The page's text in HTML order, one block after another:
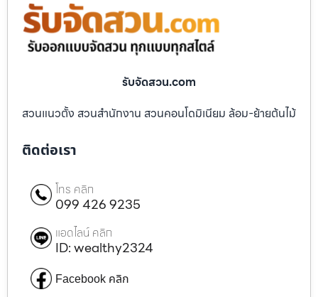
รับจัดสวน.com
สวนแนวตั้ง สวนสำนักงาน สวนคอนโดมิเนียม ล้อม-ย้ายต้นไม้
ติดต่อเรา
โทร คลิก
099 426 9235
แอดไลน์ คลิก
ID: wealthy2324
Facebook คลิก